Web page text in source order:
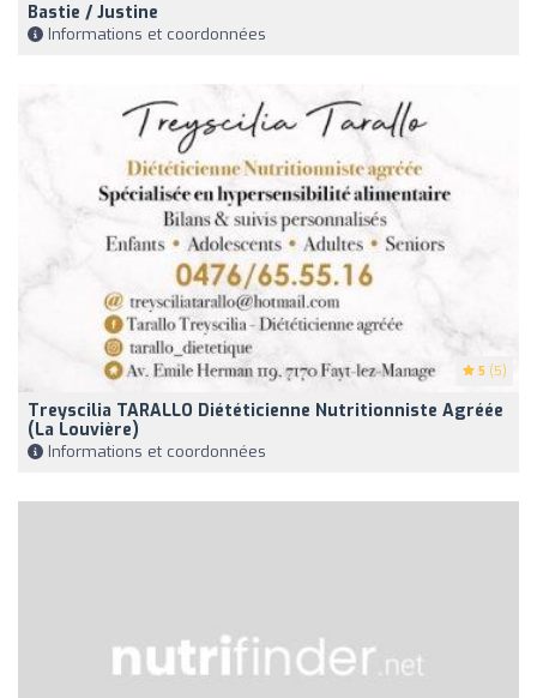
Bastie / Justine
Informations et coordonnées
5 (5)
Treyscilia TARALLO Diététicienne Nutritionniste Agréée
(La Louvière)
Informations et coordonnées